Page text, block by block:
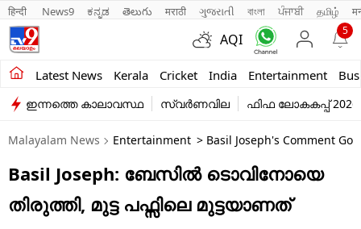
हिन्दी News9 ಕನ್ನಡ తెలుగు मराठी ગુજરાતી বাংলা ਪੰਜਾਬੀ தமிழ்
AQI
5
Latest News Kerala Cricket India Entertainment
Kerala
India
Entertainment
Business
Education
ഇന്നത്തെ കാലാവസ്ഥ സ്വർണവില ഫിഫ ലോകകപ്പ് 2026
Malayalam News Entertainment > Basil Joseph's Comment
Basil Joseph: ബേസിൽ ടൊവിനോയെ
തിരുത്തി, മുട്ട പഫ്സിലെ മുട്ടയാണത്